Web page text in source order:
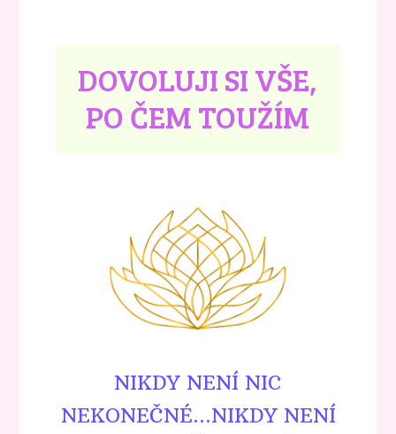
DOVOLUJI SI VŠE,
PO ČEM TOUŽÍM
NIKDY NENÍ NIC
NEKONEČNÉ...NIKDY NENÍ